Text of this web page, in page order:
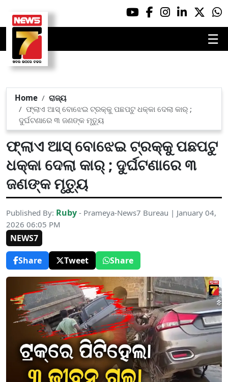
☰
Home
ରାଜ୍ୟ
ଫ୍ଲାଏ ଆସ୍ ବୋଝେଇ ଟ୍ରକ୍‌କୁ ପଛପଟୁ ଧକ୍କା ଦେଲା କାର୍ ;
ଦୁର୍ଘଟଣାରେ ୩ ଜଣଙ୍କ ମୃତ୍ୟୁ
ଫ୍ଲାଏ ଆସ୍ ବୋଝେଇ ଟ୍ରକ୍‌କୁ ପଛପଟୁ
ଧକ୍କା ଦେଲା କାର୍ ; ଦୁର୍ଘଟଣାରେ ୩
ଜଣଙ୍କ ମୃତ୍ୟୁ
Published By: Ruby - Prameya-News7 Bureau | January 04,
2026 06:05 PM
NEWS7
Share
Tweet Share